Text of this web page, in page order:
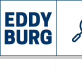
INIZIATIVE